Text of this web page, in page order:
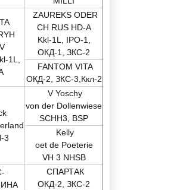
1L,
ZAUREKS ODER
CH RUS HD-A
Kkl-1L, IPO-1,
ОКД-1, ЗКС-2
FANTOM VITA
ОКД-2, ЗКС-3,Ккл-2
3
V Yoschy
von der Dоllenwiese
SCHH3, BSP
Kelly
oet de Poeterie
VH 3 NHSB
СПАРТАК
ОКД-2, ЗКС-2